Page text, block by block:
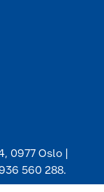
0977 Oslo |
560 288.